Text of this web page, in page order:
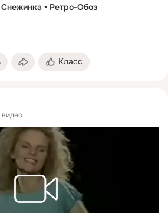
• Ретро-Обоз
Класс